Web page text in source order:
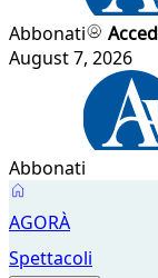
Abbonati
August 7, 2026
Abbonati
AGORÀ
Spettacoli